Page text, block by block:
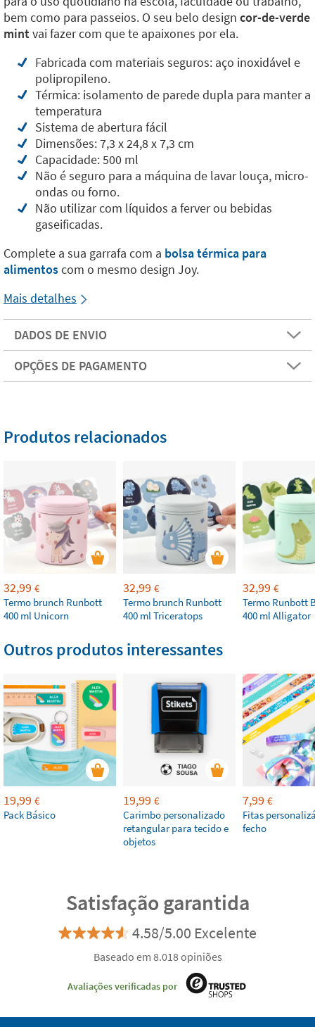
bem como para passeios. O seu belo design cor-de-verde
mintvai fazer com que te apaixones por ela.
Fabricada com materiais seguros: aço inoxidável e
polipropileno.
Térmica: isolamento de parede dupla para manter a
temperatura
Sistema de abertura fácil
Dimensões: 7,3 x 24,8 x 7,3 cm
Capacidade: 500 ml
Não é seguro para a máquina de lavar louça, micro-
ondas ou forno.
Não utilizar com líquidos a ferver ou bebidas
gaseificadas.
Complete a sua garrafa com a bolsa térmica para
alimentoscom o mesmo design Joy.
Mais detalhes
DADOS DE ENVIO
OPÇÕES DE PAGAMENTO
Produtos relacionados
32,99 €
Termo brunch Runbott
400 ml Unicorn
32,99 €
Termo brunch Runbott
400 ml Triceratops
32,99 €
Termo Runbott
400 ml Alligator
Outros produtos interessantes
19,99 €
Pack Básico
19,99 €
Carimbo personalizado
retangular para tecido e
objetos
7,99 €
Fitas
fecho
Satisfação garantida
4.58/5.00 Excelente
Baseado em 8.018 opiniões
Avaliações verificadas por